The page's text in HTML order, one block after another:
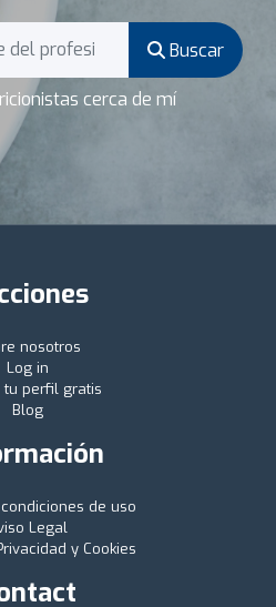
Buscar
cerca de mí
nosotros
Log in
tu perfil gratis
Blog
de uso
Legal
y Cookies